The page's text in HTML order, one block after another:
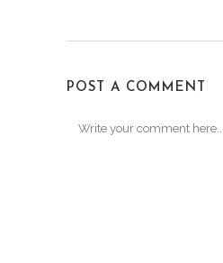
POST A COMMENT